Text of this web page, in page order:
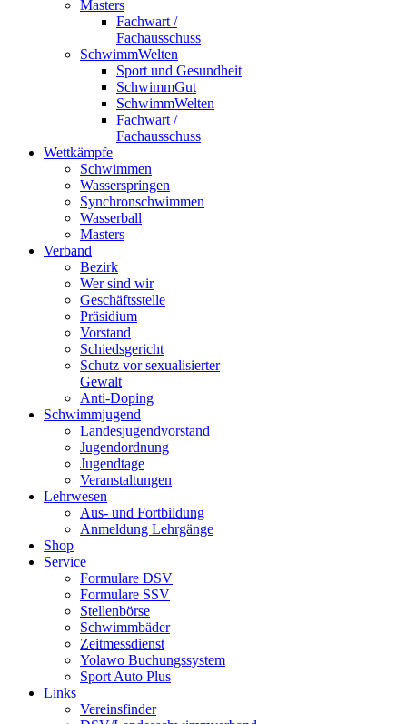
Masters
Fachwart /
Fachausschuss
SchwimmWelten
Sport und Gesundheit
SchwimmGut
SchwimmWelten
Fachwart /
Fachausschuss
Wettkämpfe
Schwimmen
Wasserspringen
Synchronschwimmen
Wasserball
Masters
Verband
Bezirk
Wer sind wir
Geschäftsstelle
Präsidium
Vorstand
Schiedsgericht
Schutz vor sexualisierter
Gewalt
Anti-Doping
Schwimmjugend
Landesjugendvorstand
Jugendordnung
Jugendtage
Veranstaltungen
Lehrwesen
Aus- und Fortbildung
Anmeldung Lehrgänge
Shop
Service
Formulare DSV
Formulare SSV
Stellenbörse
Schwimmbäder
Zeitmessdienst
Yolawo Buchungssystem
Sport Auto Plus
Links
Vereinsfinder